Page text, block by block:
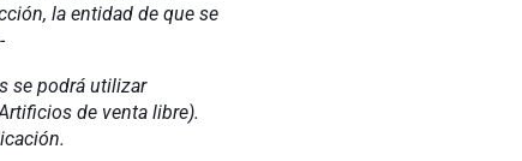
la entidad de que se
se podrá utilizar
de venta libre).